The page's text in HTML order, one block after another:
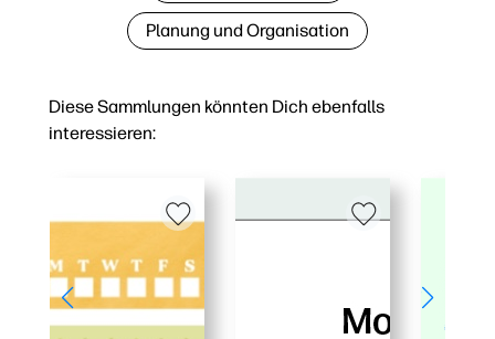
Diese Sammlungen könnten Dich ebenfalls
interessieren:
Planung und Organisation